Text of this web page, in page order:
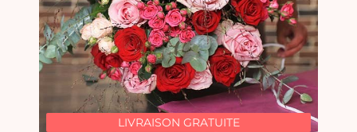
LIVRAISON GRATUITE